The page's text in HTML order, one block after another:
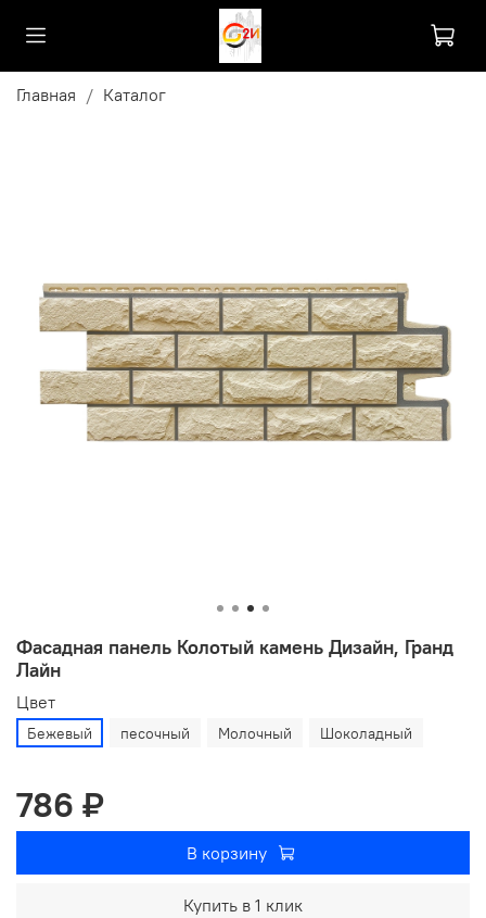
Главная Каталог
Фасадная панель Колотый камень Дизайн, Гранд
Лайн
Цвет
Бежевый песочный Молочный Шоколадный
786 ₽
В корзину
Купить в 1 клик